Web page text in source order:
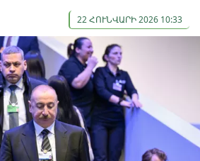
22 ՀՈՒՆՎԱՐԻ 2026 10:33